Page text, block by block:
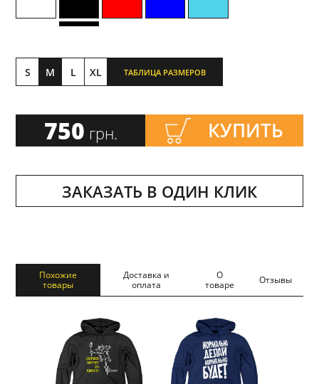
S M L XL ТАБЛИЦА РАЗМЕРОВ
750 грн. КУПИТЬ
ЗАКАЗАТЬ В ОДИН КЛИК
Похожие
товары
Доставка и
оплата
О
товаре
Отзывы